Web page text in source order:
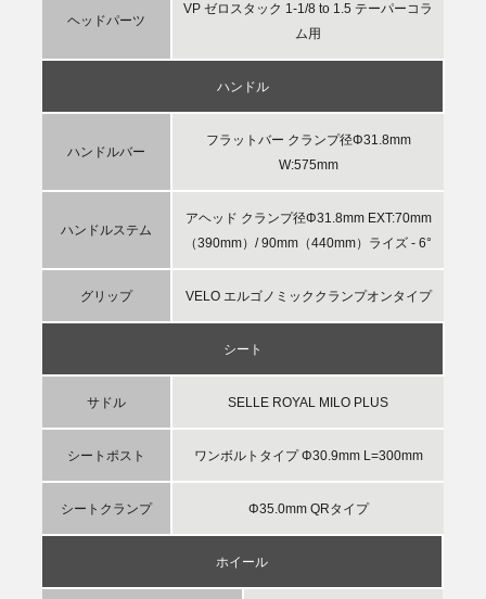
ヘッドパーツ
VP ゼロスタック 1-1/8 to 1.5 テーパーコラ
ム用
ハンドル
ハンドルバー
フラットバー クランプ径Φ31.8mm
W:575mm
ハンドルステム
アヘッド クランプ径Φ31.8mm EXT:70mm
（390mm）/ 90mm（440mm）ライズ - 6°
グリップ VELO エルゴノミッククランプオンタイプ
シート
サドル SELLE ROYAL MILO PLUS
シートポスト ワンボルトタイプ Φ30.9mm L=300mm
シートクランプ Φ35.0mm QRタイプ
ホイール